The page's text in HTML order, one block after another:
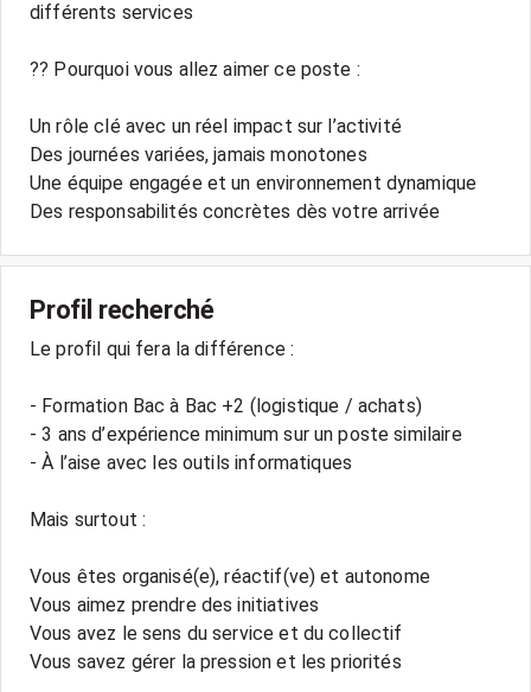
différents services
?? Pourquoi vous allez aimer ce poste :
Un rôle clé avec un réel impact sur l’activité
Des journées variées, jamais monotones
Une équipe engagée et un environnement dynamique
Des responsabilités concrètes dès votre arrivée
Profil recherché
Le profil qui fera la différence :
- Formation Bac à Bac +2 (logistique / achats)
- 3 ans d’expérience minimum sur un poste similaire
- À l’aise avec les outils informatiques
Mais surtout :
Vous êtes organisé(e), réactif(ve) et autonome
Vous aimez prendre des initiatives
Vous avez le sens du service et du collectif
Vous savez gérer la pression et les priorités